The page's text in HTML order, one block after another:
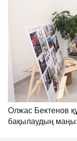
Олжас Бектенов
бақылаудың